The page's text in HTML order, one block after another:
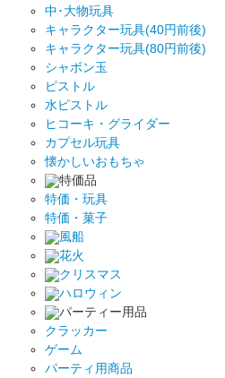
中･大物玩具
キャラクター玩具(40円前後)
キャラクター玩具(80円前後)
シャボン玉
ピストル
水ピストル
ヒコーキ・グライダー
カプセル玩具
懐かしいおもちゃ
特価品
特価・玩具
特価・菓子
風船
花火
クリスマス
ハロウィン
パーティー用品
クラッカー
ゲーム
パーティ用商品